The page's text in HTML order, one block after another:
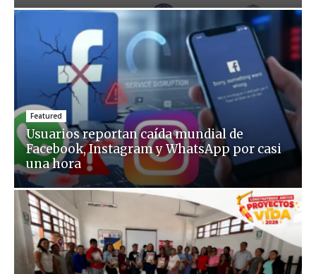
Featured
Usuarios reportan caída mundial de
Facebook, Instagram y WhatsApp por casi
una hora